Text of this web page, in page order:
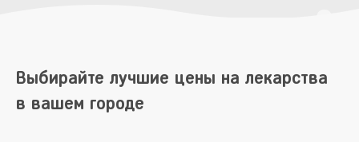
Выбирайте лучшие цены на лекарства
в вашем городе